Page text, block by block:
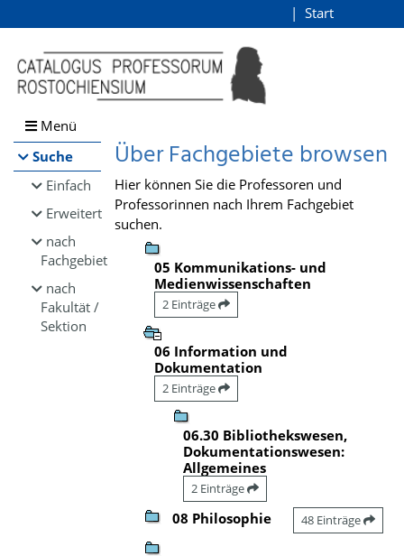
Browsen
direkt zum Inhalt
Start
Menü
Suche
Einfach
Erweitert
nach
Fachgebiet
nach
Fakultät /
Sektion
Über Fachgebiete browsen
Hier können Sie die Professoren und
Professorinnen nach Ihrem Fachgebiet
suchen.
05 Kommunikations- und
Medienwissenschaften
2 Einträge
06 Information und
Dokumentation
2 Einträge
06.30 Bibliothekswesen,
Dokumentationswesen:
Allgemeines
2 Einträge
08 Philosophie 48 Einträge